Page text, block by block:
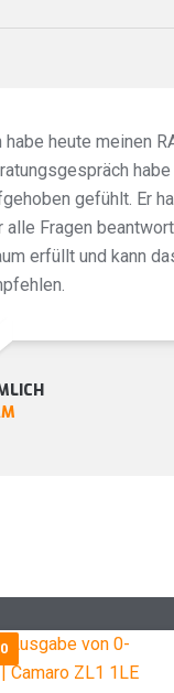
habe heute meinen
gefühlt. Er
alle Fragen
erfüllt und kann